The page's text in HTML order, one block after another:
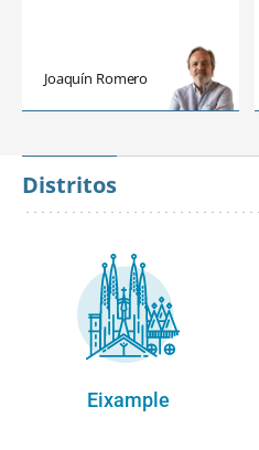
Joaquín Romero
Distritos
Eixample